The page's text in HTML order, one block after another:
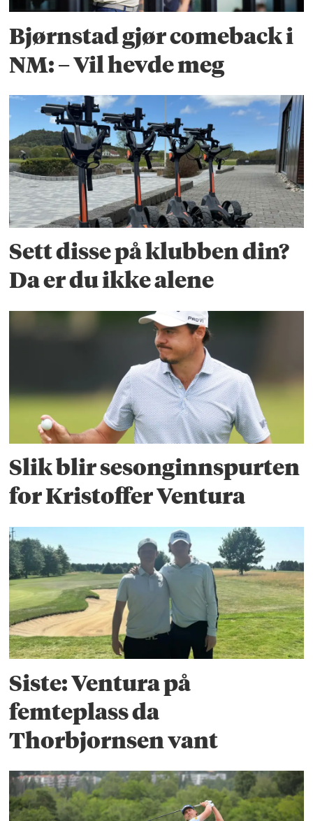
Bjørnstad gjør comeback i
NM: – Vil hevde meg
Sett disse på klubben din?
Da er du ikke alene
Slik blir sesonginnspurten
for Kristoffer Ventura
Siste: Ventura på
femteplass da
Thorbjornsen vant